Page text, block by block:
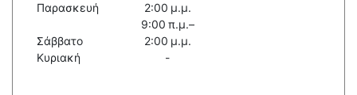
Παρασκευή
2:00 μ.μ.
Σάββατο
9:00 π.μ.–
2:00 μ.μ.
Κυριακή
-